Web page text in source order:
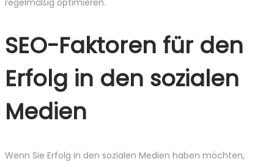
regelmäßig optimieren.
SEO-Faktoren für den
Erfolg in den sozialen
Medien
Wenn Sie Erfolg in den sozialen Medien haben möchten,